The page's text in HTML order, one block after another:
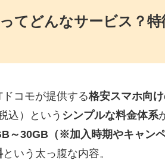
てどんなサービス？
コモが提供する格安スマホ向
込）という シンプルな料金体系
～30GB（※加入時期やキャンペ
という太っ腹な内容。